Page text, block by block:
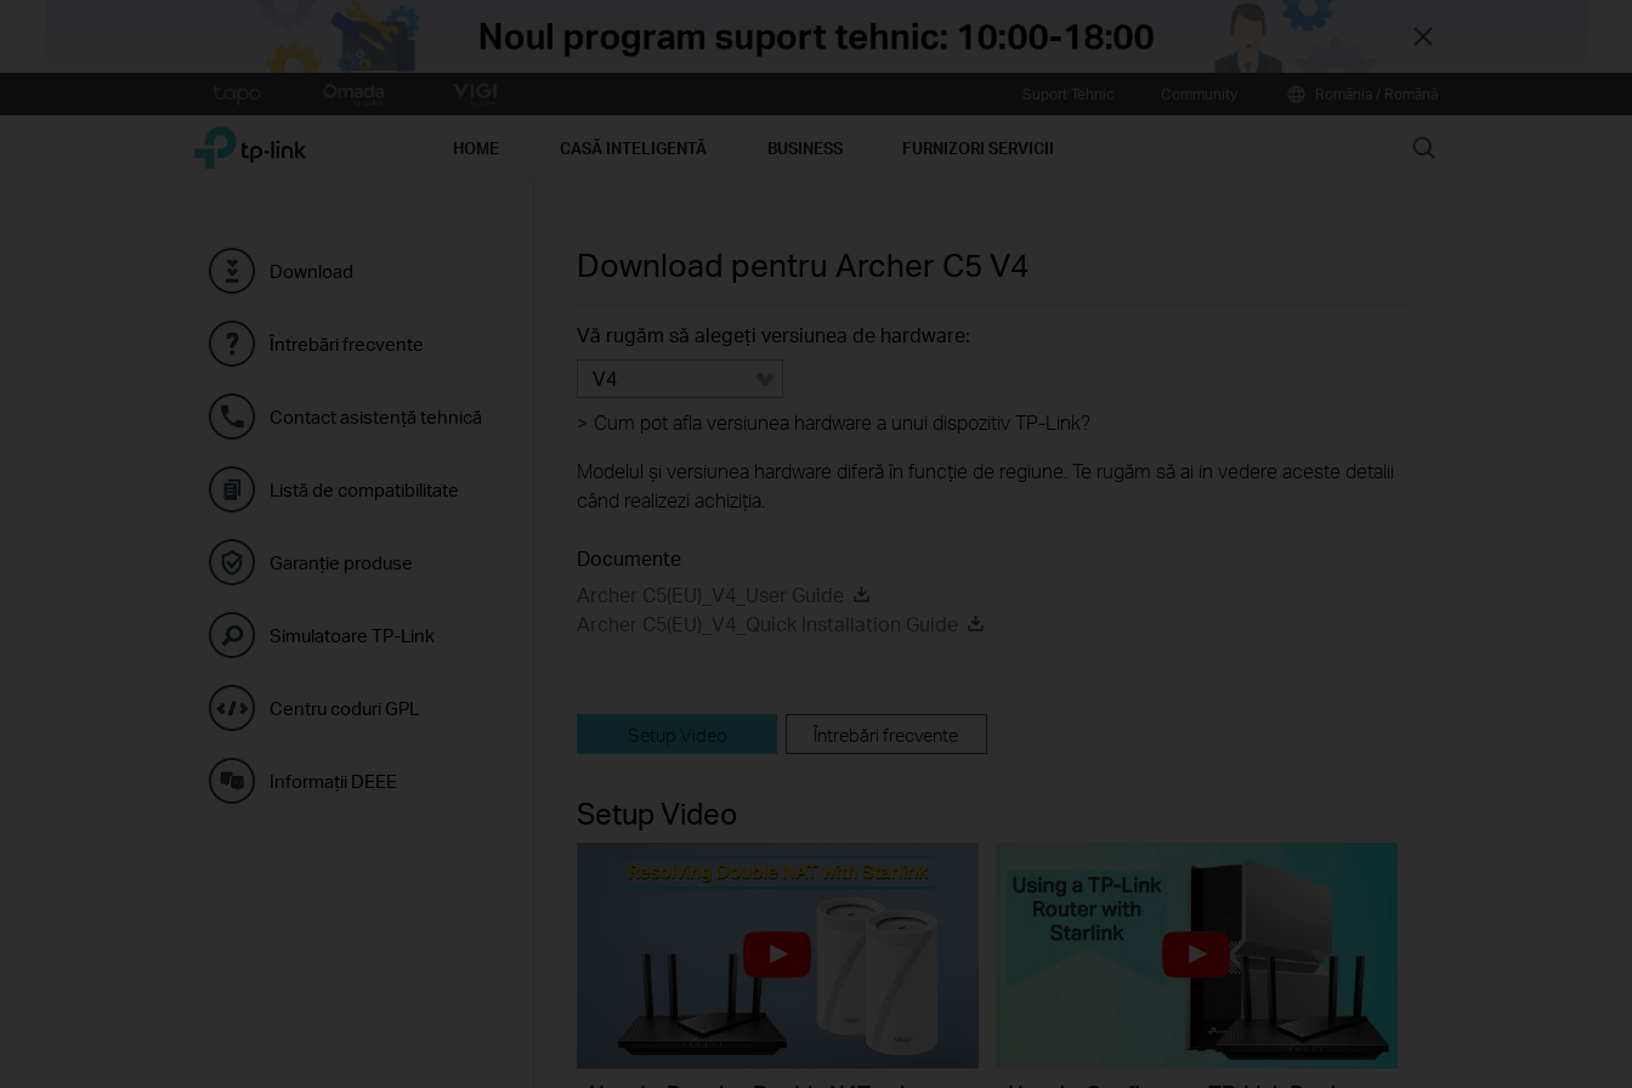
Close
to
TP-Link, Reliably Smart HOME CASĂ INTELIGENTĂ BUSINESS FURNIZORI SERVICII Search
Download
Întrebări frecvente
Contact asistenţă tehnică
Listă de compatibilitate
Garanție produse
Simulatoare TP-Link
Centru coduri GPL
Informaţii DEEE
Download pentru Archer C5 V4
Vă rugăm să alegeți versiunea de hardware:
V4
> Cum pot afla versiunea hardware a unui dispozitiv TP-Link?
Modelul și versiunea hardware diferă în funcție de regiune. Te rugăm să ai in vedere aceste detalii
când realizezi achiziția.
Documente
Archer C5(EU)_V4_User Guide
Archer C5(EU)_V4_Quick Installation Guide
Setup Video Întrebări frecvente
Setup Video